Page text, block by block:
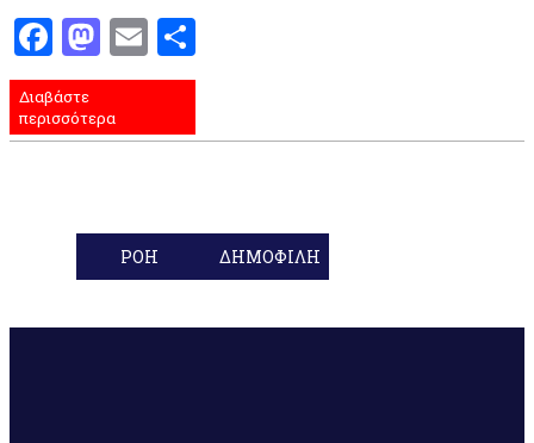
Facebook
Mastodon
Email
Διαβάστε
περισσότερα
ΡΟΗ ΔΗΜΟΦΙΛΗ